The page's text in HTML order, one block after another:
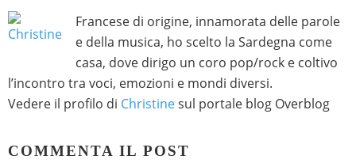
Francese di origine, innamorata delle parole
e della musica, ho scelto la Sardegna come
casa, dove dirigo un coro pop/rock e coltivo
l’incontro tra voci, emozioni e mondi diversi.
Vedere il profilo di Christinesul portale blog Overblog
COMMENTA IL POST